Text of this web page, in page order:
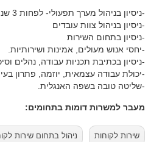
-ניסיון בניהול מערך תפעולי- לפחות 3 שנים
-ניסיון בניהול צוות עובדים
-ניסיון בתחום השירות
-יחסי אנוש מעולים, אמינות ושירותיות.
-ניסיון בכתיבת תכניות עבודה, נהלים
-יכולת עבודה עצמאית, יוזמה, פתרון
-שליטה טובה בשפה האנגלית.
מעבר למשרות דומות בתחומים:
שירות לקוחות ניהול בתחום שירות